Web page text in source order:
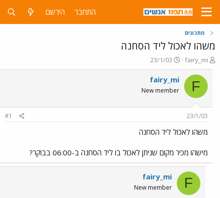
התחבר הירשם
מתכונים
משהו לאכול ליד הסחנה
פ
ו
ת
ח
ה
ש
א
fairy_mi
פ
ו
ר
ס
ם
ר
23/1/03
F
fairy_mi
New member
23/1/03
#1
משהו לאכול ליד הסחנה
מישהו מכיר מקום שניתן לאכול בו ליד הסחנה ב-06:00 בבוקר?
F
fairy_mi
New member